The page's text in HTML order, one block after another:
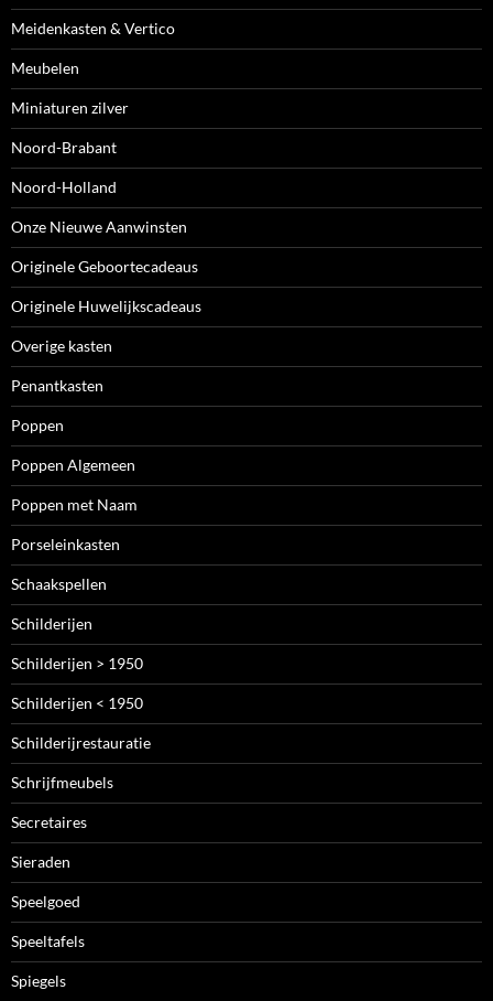
Meidenkasten & Vertico
Meubelen
Miniaturen zilver
Noord-Brabant
Noord-Holland
Onze Nieuwe Aanwinsten
Originele Geboortecadeaus
Originele Huwelijkscadeaus
Overige kasten
Penantkasten
Poppen
Poppen Algemeen
Poppen met Naam
Porseleinkasten
Schaakspellen
Schilderijen
Schilderijen > 1950
Schilderijen < 1950
Schilderijrestauratie
Schrijfmeubels
Secretaires
Sieraden
Speelgoed
Speeltafels
Spiegels